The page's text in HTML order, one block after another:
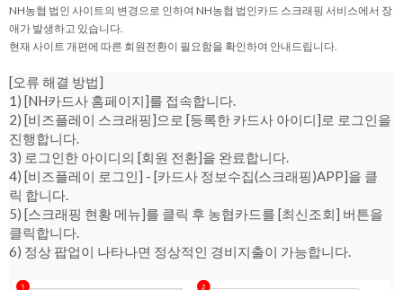
NH농협 법인 사이트의 변경으로 인하여 NH농협 법인카드 스크래핑 서비스에서 장
애가 발생하고 있습니다.
현재 사이트 개편에 따른 회원전환이 필요함을 확인하여 안내드립니다.
[오류 해결 방법]
1) [NH카드사 홈페이지]를 접속합니다.
2) [비즈플레이 스크래핑]으로 [등록한 카드사 아이디]로 로그인을
진행합니다.
3) 로그인한 아이디의 [회원 전환]을 완료합니다.
4) [비즈플레이 로그인] - [카드사 정보수집(스크래핑)APP]을 클
릭 합니다.
5) [스크래핑 현황 메뉴]를 클릭 후 농협카드를 [최신조회] 버튼을
클릭합니다.
6) 정상 팝업이 나타나면 정상적인 경비지출이 가능합니다.